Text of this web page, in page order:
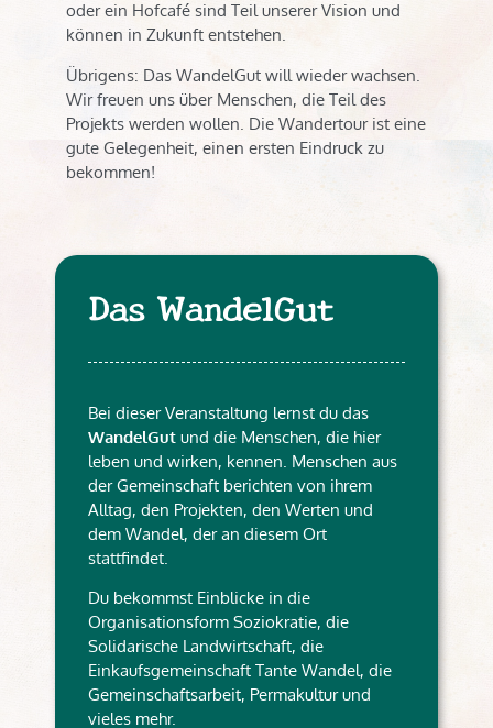
oder ein Hofcafé sind Teil unserer Vision und
können in Zukunft entstehen.
Übrigens: Das WandelGut will wieder wachsen.
Wir freuen uns über Menschen, die Teil des
Projekts werden wollen. Die Wandertour ist eine
gute Gelegenheit, einen ersten Eindruck zu
bekommen!
Das WandelGut
Bei dieser Veranstaltung lernst du das
WandelGut und die Menschen, die hier
leben und wirken, kennen. Menschen aus
der Gemeinschaft berichten von ihrem
Alltag, den Projekten, den Werten und
dem Wandel, der an diesem Ort
stattfindet.
Du bekommst Einblicke in die
Organisationsform Soziokratie, die
Solidarische Landwirtschaft, die
Einkaufsgemeinschaft Tante Wandel, die
Gemeinschaftsarbeit, Permakultur und
vieles mehr.